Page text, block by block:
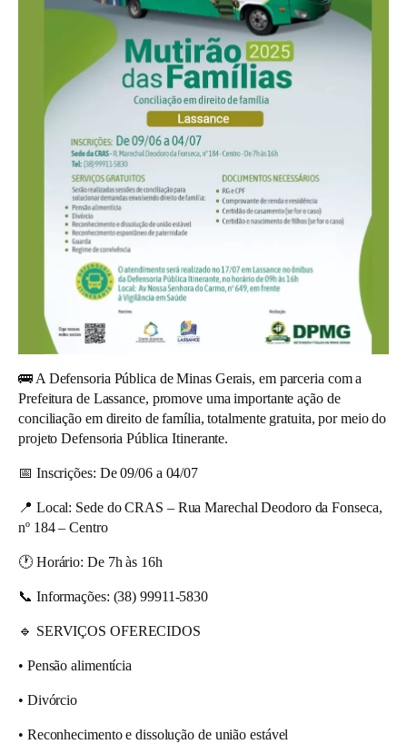
🚌 A Defensoria Pública de Minas Gerais, em parceria com a
Prefeitura de Lassance, promove uma importante ação de
conciliação em direito de família, totalmente gratuita, por meio do
projeto Defensoria Pública Itinerante.
📅 Inscrições: De 09/06 a 04/07
📍 Local: Sede do CRAS – Rua Marechal Deodoro da Fonseca,
nº 184 – Centro
🕐 Horário: De 7h às 16h
📞 Informações: (38) 99911-5830
🔹 SERVIÇOS OFERECIDOS
• Pensão alimentícia
• Divórcio
• Reconhecimento e dissolução de união estável